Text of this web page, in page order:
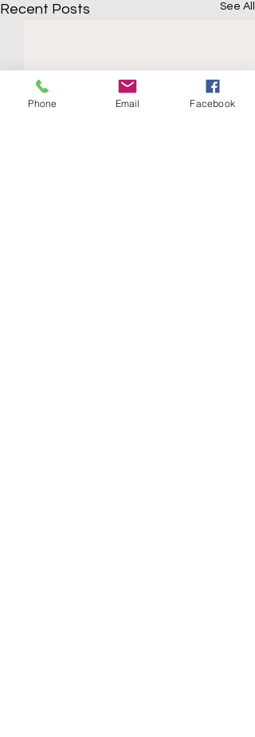
Recent Posts See All
Phone Email Facebook